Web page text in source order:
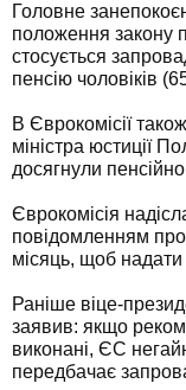
Головне
положення закону
стосується
пенсію чоловіків
В Єврокомісії
міністра юстиції
досягнули
Єврокомісія
повідомленням
місяць, щоб надати
Раніше віце-
заявив: якщо
виконані, ЄС
передбачає